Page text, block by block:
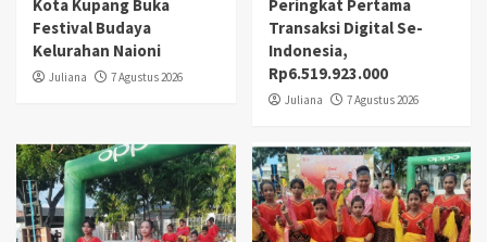
Kota Kupang Buka
Festival Budaya
Kelurahan Naioni
Juliana 7 Agustus 2026
Peringkat Pertama
Transaksi Digital Se-
Indonesia,
Rp6.519.923.000
Juliana 7 Agustus 2026